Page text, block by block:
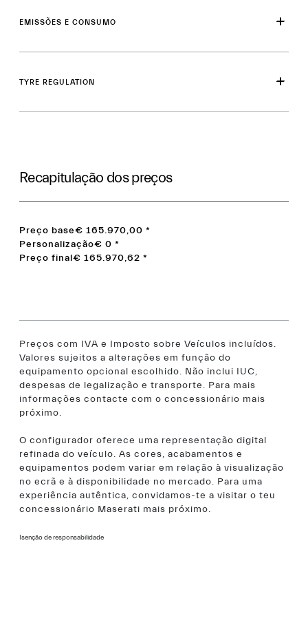
EMISSÕES E CONSUMO
TYRE REGULATION
Recapitulação dos preços
Preço base€ 165.970,00 *
Personalização€ 0 *
Preço final€ 165.970,62 *
Preços com IVA e Imposto sobre Veículos incluídos.
Valores sujeitos a alterações em função do
equipamento opcional escolhido. Não inclui IUC,
despesas de legalização e transporte. Para mais
informações contacte com o concessionário mais
próximo.
O configurador oferece uma representação digital
refinada do veículo. As cores, acabamentos e
equipamentos podem variar em relação à visualização
no ecrã e à disponibilidade no mercado. Para uma
experiência autêntica, convidamos-te a visitar o teu
concessionário Maserati mais próximo.
Isenção de responsabilidade